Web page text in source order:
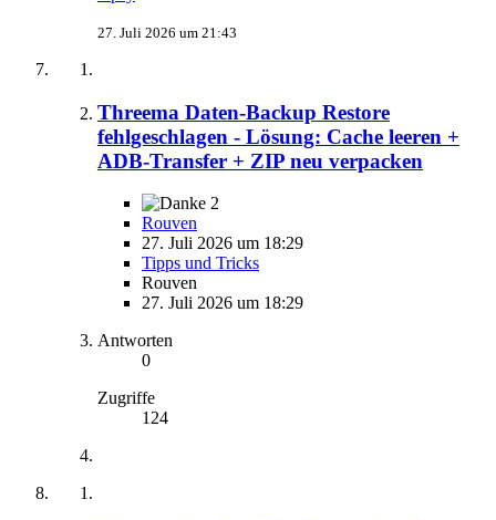
27. Juli 2026 um 21:43
Threema Daten-Backup Restore
fehlgeschlagen - Lösung: Cache leeren +
ADB-Transfer + ZIP neu verpacken
2
Rouven
27. Juli 2026 um 18:29
Tipps und Tricks
Rouven
27. Juli 2026 um 18:29
Antworten
0
Zugriffe
124